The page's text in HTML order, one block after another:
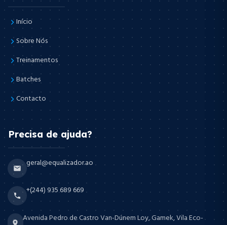
Início
Sobre Nós
Treinamentos
Batches
Contacto
Precisa de ajuda?
geral@equalizador.ao
+(244) 935 689 669
Avenida Pedro de Castro Van-Dúnem Loy, Gamek, Vila Eco-